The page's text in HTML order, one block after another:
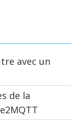
avec un
de la